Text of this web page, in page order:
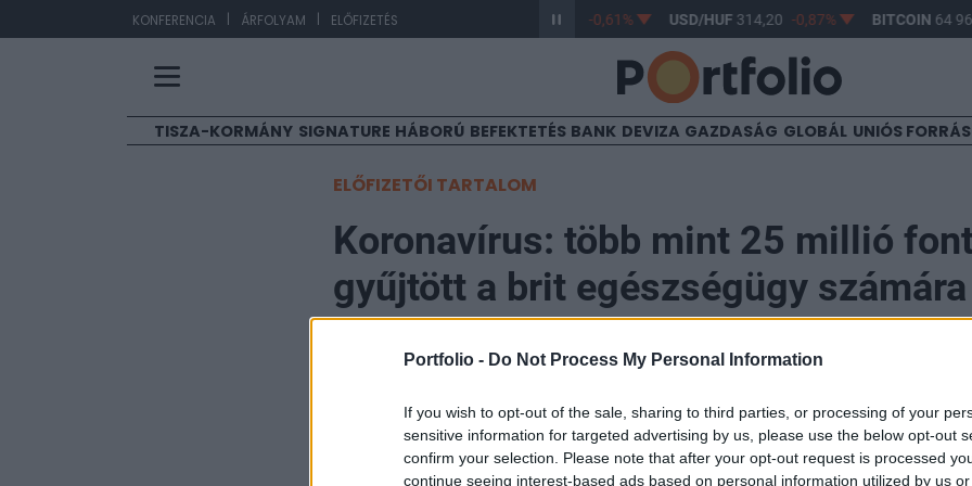
Portfolio - Do Not Process My Personal Information
If you wish to opt-out of the sale, sharing to third parties, or processing of your
sensitive information for targeted advertising by us, please use the below opt-out
confirm your selection. Please note that after your opt-out request is processed
continue seeing interest-based ads based on personal information utilized by us
KONFERENCIA | ÁRFOLYAM | ELŐFIZETÉS 363,17 -0,61% USD/HUF 314,20 -0,87% BITCOIN64
TISZA-KORMÁNY SIGNATURE HÁBORÚ BEFEKTETÉS BANK DEVIZA GAZDASÁG GLOBÁL UNIÓS
ELŐFIZETŐI TARTALOM
Koronavírus: több mint 25 millió
gyűjtött a brit egészségügy
éves veterán
2020. április 19. 18:17
Meghaladta vasárnapra a 25 millió fontot (10 milliárd forintot) azoknak